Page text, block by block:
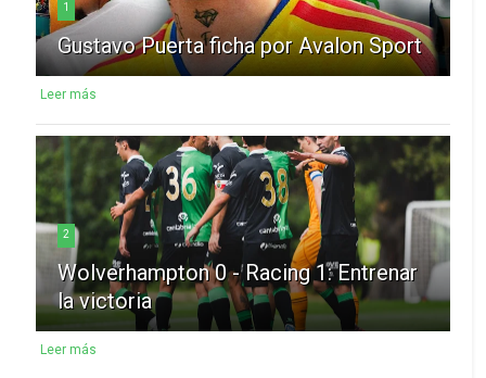
1
Gustavo Puerta ficha por Avalon Sport
Leer más
2
Wolverhampton 0 - Racing 1: Entrenar
la victoria
Leer más